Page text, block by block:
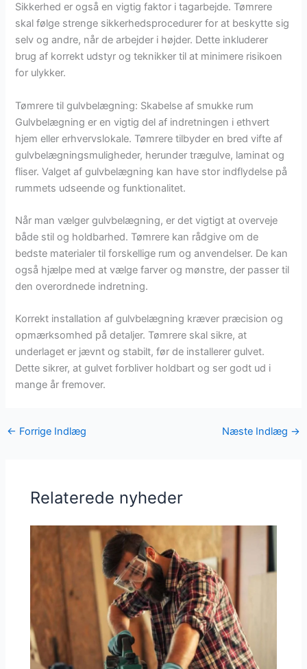
Sikkerhed er også en vigtig faktor i tagarbejde. Tømrere
skal følge strenge sikkerhedsprocedurer for at beskytte sig
selv og andre, når de arbejder i højder. Dette inkluderer
brug af korrekt udstyr og teknikker til at minimere risikoen
for ulykker.
Tømrere til gulvbelægning: Skabelse af smukke rum
Gulvbelægning er en vigtig del af indretningen i ethvert
hjem eller erhvervslokale. Tømrere tilbyder en bred vifte af
gulvbelægningsmuligheder, herunder trægulve, laminat og
fliser. Valget af gulvbelægning kan have stor indflydelse på
rummets udseende og funktionalitet.
Når man vælger gulvbelægning, er det vigtigt at overveje
både stil og holdbarhed. Tømrere kan rådgive om de
bedste materialer til forskellige rum og anvendelser. De kan
også hjælpe med at vælge farver og mønstre, der passer til
den overordnede indretning.
Korrekt installation af gulvbelægning kræver præcision og
opmærksomhed på detaljer. Tømrere skal sikre, at
underlaget er jævnt og stabilt, før de installerer gulvet.
Dette sikrer, at gulvet forbliver holdbart og ser godt ud i
mange år fremover.
← Forrige Indlæg Næste Indlæg →
Relaterede nyheder